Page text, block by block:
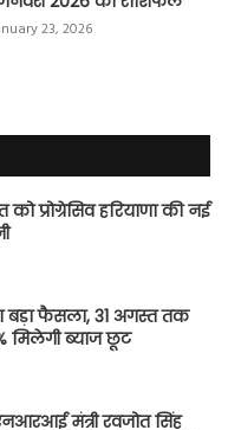
23, 2026
प्रोग्रेसिव हरियाणा की नई
बड़ा फैसला, 31 अगस्त तक
मिलेगी ब्याज छूट
मंत्री रवजोत सिंह